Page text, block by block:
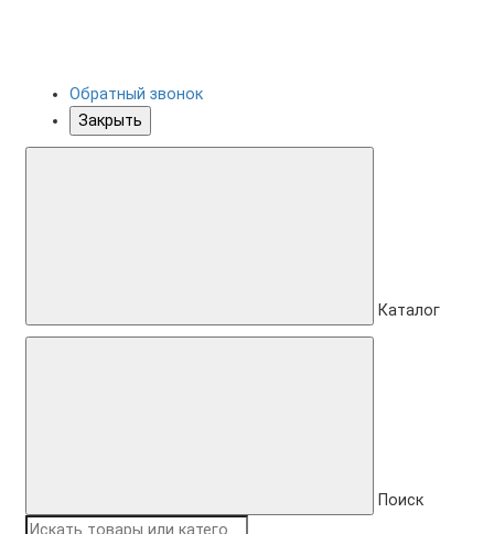
Обратный звонок
Закрыть
Каталог
Поиск